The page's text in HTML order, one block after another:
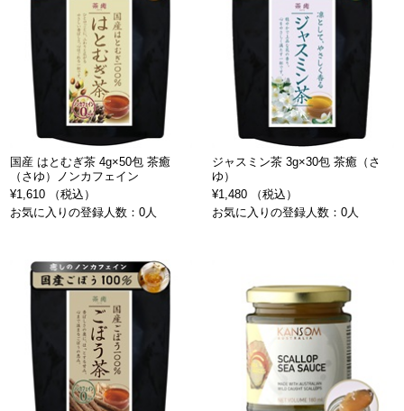
国産 はとむぎ茶 4g×50包 茶癒
（さゆ）ノンカフェイン
¥1,610 （税込）
お気に入りの登録人数：0人
ジャスミン茶 3g×30包 茶癒（さ
ゆ）
¥1,480 （税込）
お気に入りの登録人数：0人